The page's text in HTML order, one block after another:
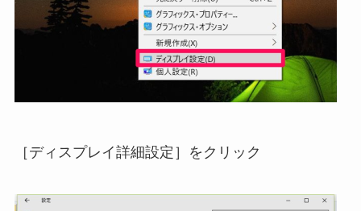
［ディスプレイ詳細設定］をクリック